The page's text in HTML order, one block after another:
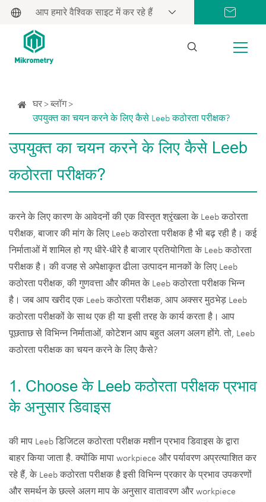
आप हमारे वैश्विक साइट में कर रहे हैं
घर
ब्लॉग
उपयुक्त का चयन करने के लिए कैसे Leeb कठोरता परीक्षक?
उपयुक्त का चयन करने के लिए कैसे Leeb
कठोरता परीक्षक?
करने के लिए कारण के आवेदनों की एक विस्तृत श्रृंखला के Leeb कठोरता
परीक्षक, बाजार की मांग के लिए Leeb कठोरता परीक्षक है भी बढ़ रही है। कई
निर्माताओं में शामिल हो गए धीरे-धीरे है बाजार प्रतियोगिता के Leeb कठोरता
परीक्षक है। की वजह से अपेक्षाकृत ढीला उत्पादन मानकों के लिए Leeb
कठोरता परीक्षक, की गुणवत्ता और कीमत के Leeb कठोरता परीक्षक भिन्न
है। जब आप खरीद एक Leeb कठोरता परीक्षक, आप अक्सर मुठभेड़ Leeb
कठोरता परीक्षकों के साथ एक ही या इसी तरह के कार्य करता है। आप
पूछताछ से विभिन्न निर्माताओं, कोटेशन आप बहुत अलग अलग होंगे. तो, Leeb
कठोरता परीक्षक का चयन करने के लिए कैसे?
1. Choose के Leeb कठोरता परीक्षक प्रभाव
के अनुसार डिवाइस
की माप Leeb डिजिटल कठोरता परीक्षक मशीन प्रभाव डिवाइस के द्वारा
बाहर किया जाता है. क्योंकि मापा workpiece और पर्यावरण अप्रत्याशित कर
रहे हैं, के Leeb कठोरता परीक्षक है इसी विभिन्न प्रकार के प्रभाव उपकरणों
और समर्थन के छल्ले अलग माप के अनुसार वातावरण और workpiece